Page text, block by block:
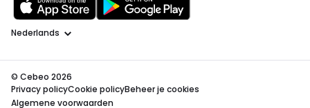
Taal
© Cebeo 2026
Privacy policyCookie policyBeheer je cookies
Algemene voorwaarden